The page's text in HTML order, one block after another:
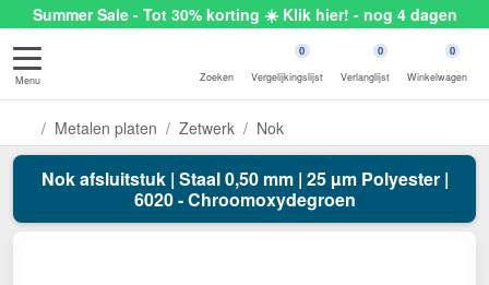
Summer Sale - Tot 30% korting ☀️ Klik hier! - nog 4 dagen
Menu Zoeken
0
Vergelijkingslijst
0
Verlanglijst
0
Winkelwagen
Metalen platen Zetwerk Nok
Nok afsluitstuk | Staal 0,50 mm | 25 µm Polyester |
6020 - Chroomoxydegroen